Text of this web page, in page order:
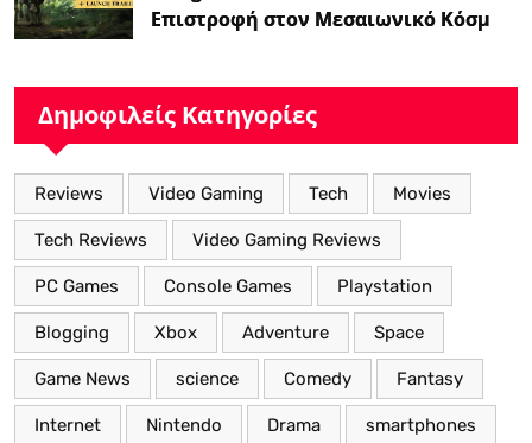
Επιστροφή στον Μεσαιωνικό Κόσμο
Δημοφιλείς Κατηγορίες
Reviews Video Gaming Tech Movies
Tech Reviews Video Gaming Reviews
PC Games Console Games Playstation
Blogging Xbox Adventure Space
Game News science Comedy Fantasy
Internet Nintendo Drama smartphones